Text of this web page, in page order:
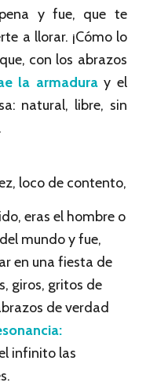
y fue, que te
a llorar. ¡Cómo lo
con los abrazos
la armaduray el
natural, libre, sin
loco de contento,
eras el hombre o
mundo y fue,
en una fiesta de
giros, gritos de
de verdad
infinito las